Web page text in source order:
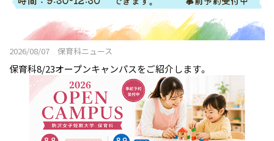
2026/08/07 保育科ニュース
保育科8/23オープンキャンパスをご紹介します。